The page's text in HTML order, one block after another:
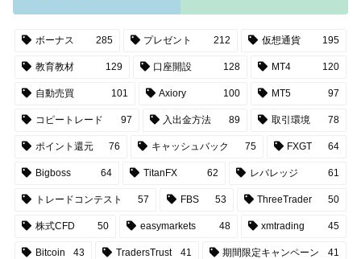
ボーナス 285 プレゼント 212 仮想通貨 195
教育教材 129 口座開設 128 MT4 120
自動売買 101 Axiory 100 MT5 97
コピートレード 97 入出金方法 89 取引環境 78
ポイント還元 76 キャッシュバック 75 FXGT 64
Bigboss 64 TitanFX 62 レバレッジ 61
トレードコンテスト 57 FBS 53 ThreeTrader 50
株式CFD 50 easymarkets 48 xmtrading 45
Bitcoin 43 TradersTrust 41 期間限定キャンペーン 41